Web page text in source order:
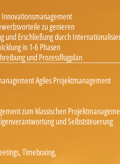
zu genieren
und Erschließung durch
in 1-6 Phasen
und Prozessflugplan
Agiles Projektmanagement
zum klassischen
und Selbststeuerung
Timeboxing,